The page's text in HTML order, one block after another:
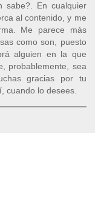
sabe?. En cualquier
al contenido, y me
Me parece más
como son, puesto
alguien en la que
probablemente, sea
gracias por tu
cuando lo desees.